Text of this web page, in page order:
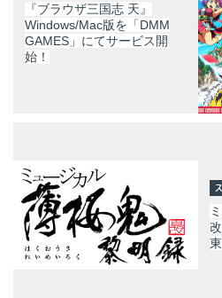
『ブラウザ三国志 天』
Windows/Mac版を「DMM
GAMES」にてサービス開
始！